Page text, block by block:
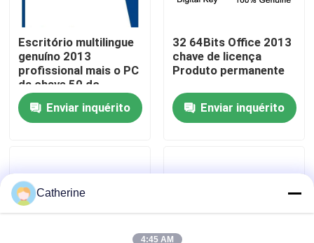
Controle de qualidade
Contacte-nos
Notícias
Office 2024 Key Compra
sinal de adição profissional do escritório 2021
Escritório multilingue
genuíno 2013
profissional mais o PC
da chave 50 do
produto
Enviar inquérito
32 64Bits Office 2013
chave de licença
Produto permanente
Enviar inquérito
Catherine
4:45 AM